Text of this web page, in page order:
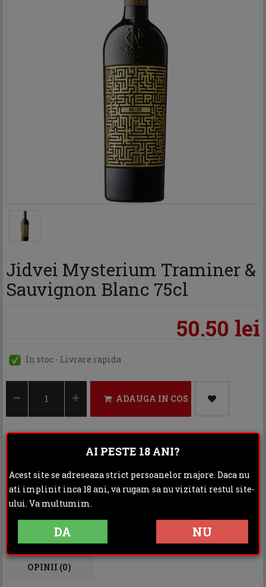
Jidvei Mysterium Traminer &
Sauvignon Blanc 75cl
50.50 lei
In stoc - Livrare rapida
ADAUGA IN COS
Distribuie:
DESCRIERE INFORMATII ADITIONALE
OPINII (0)
AI PESTE 18 ANI?
Acest site se adreseaza strict persoanelor majore. Daca nu
ati implinit inca 18 ani, va rugam sa nu vizitati restul site-
ului. Va multumim.
DA NU